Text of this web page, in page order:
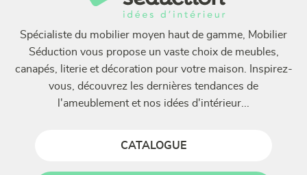
Spécialiste du mobilier moyen haut de gamme, Mobilier
Séduction vous propose un vaste choix de meubles,
canapés, literie et décoration pour votre maison. Inspirez-
vous, découvrez les dernières tendances de
l'ameublement et nos idées d'intérieur...
CATALOGUE